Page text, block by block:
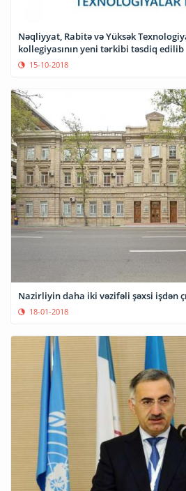
Nəqliyyat, Rabitə və Yüksək
kollegiyasının yeni tərkibi təsdiq edilib
15-10-2018
Nazirliyin daha iki vəzifəli şəxsi işdən
18-01-2018